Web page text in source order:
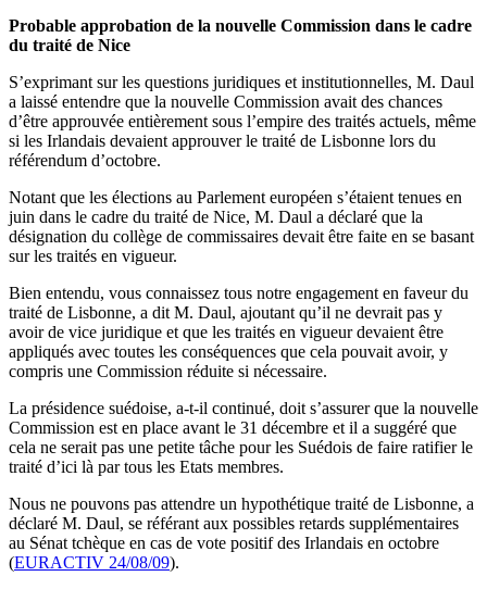
Probable approbation de la nouvelle Commission dans le cadre
du traité de Nice
S’exprimant sur les questions juridiques et institutionnelles, M. Daul
a laissé entendre que la nouvelle Commission avait des chances
d’être approuvée entièrement sous l’empire des traités actuels, même
si les Irlandais devaient approuver le traité de Lisbonne lors du
référendum d’octobre.
Notant que les élections au Parlement européen s’étaient tenues en
juin dans le cadre du traité de Nice, M. Daul a déclaré que la
désignation du collège de commissaires devait être faite en se basant
sur les traités en vigueur.
Bien entendu, vous connaissez tous notre engagement en faveur du
traité de Lisbonne, a dit M. Daul, ajoutant qu’il ne devrait pas y
avoir de vice juridique et que les traités en vigueur devaient être
appliqués avec toutes les conséquences que cela pouvait avoir, y
compris une Commission réduite si nécessaire.
La présidence suédoise, a-t-il continué, doit s’assurer que la nouvelle
Commission est en place avant le 31 décembre et il a suggéré que
cela ne serait pas une petite tâche pour les Suédois de faire ratifier le
traité d’ici là par tous les Etats membres.
Nous ne pouvons pas attendre un hypothétique traité de Lisbonne, a
déclaré M. Daul, se référant aux possibles retards supplémentaires
au Sénat tchèque en cas de vote positif des Irlandais en octobre
(EURACTIV 24/08/09).